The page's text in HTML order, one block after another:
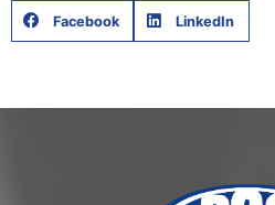
Facebook LinkedIn